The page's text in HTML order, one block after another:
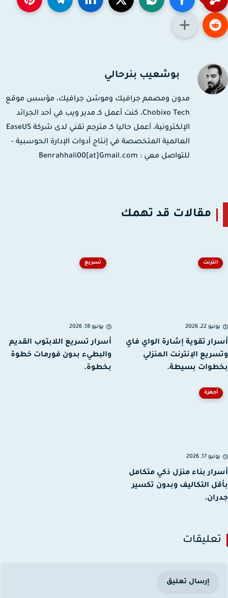
بوشعيب بنرحالي
مدون ومصمم جرافيك وموشن جرافيك، مؤسس موقع
Chobixo Tech، كنت أعمل كـ مدير ويب في أحد الجرائد
الإلكترونية، أعمل حاليا كـ مترجم تقني لدى شركة EaseUS
العالمية المتخصصة في إنتاج أدوات الإدارة الحوسبية -
للتواصل معي : Benrahhali00[at]Gmail.com
مقالات قد تهمك
انترنت
22, 2026
تقوية إشارة الواي فاي
الإنترنت المنزلي
بسيطة.
تسريع
يونيو 18, 2026
أسرار تسريع اللابتوب القديم
والبطيء بدون فورمات خطوة
بخطوة.
أجهزة
17, 2026
بناء منزل ذكي متكامل
التكاليف وبدون تكسير
إرسال تعليق